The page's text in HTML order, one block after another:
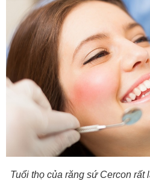
Tuổi thọ của răng sứ Cercon rất